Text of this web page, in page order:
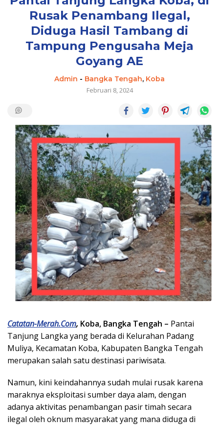
Rusak Penambang Ilegal,
Diduga Hasil Tambang di
Tampung Pengusaha Meja
Goyang AE
Admin - Bangka Tengah, Koba
Februari 8, 2024
Catatan-Merah.Com, Koba, Bangka Tengah – Pantai
Tanjung Langka yang berada di Kelurahan Padang
Muliya, Kecamatan Koba, Kabupaten Bangka Tengah
merupakan salah satu destinasi pariwisata.
Namun, kini keindahannya sudah mulai rusak karena
maraknya eksploitasi sumber daya alam, dengan
adanya aktivitas penambangan pasir timah secara
ilegal oleh oknum masyarakat yang mana diduga di